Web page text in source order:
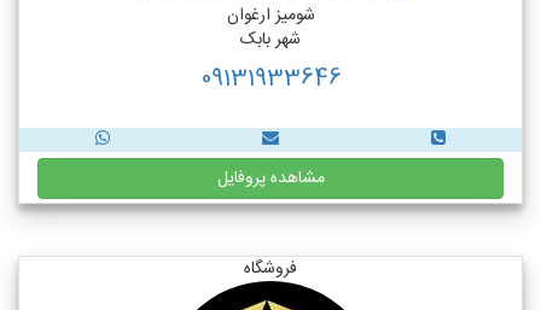
شومیز ارغوان
شهر بابک
09131933646
مشاهده پروفایل
فروشگاه